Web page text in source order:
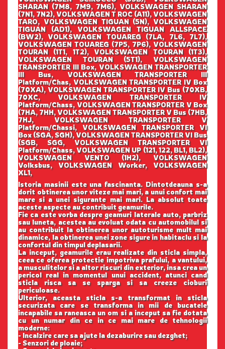
SHARAN (7M8, 7M9, 7M6), VOLKSWAGEN SHARAN
(7N1, 7N2), VOLKSWAGEN T ROC (A11), VOLKSWAGEN
TARO, VOLKSWAGEN TIGUAN (5N), VOLKSWAGEN
TIGUAN (AD1), VOLKSWAGEN TIGUAN ALLSPACE
(BW2), VOLKSWAGEN TOUAREG (7LA, 7L6, 7L7),
VOLKSWAGEN TOUAREG (7P5, 7P6), VOLKSWAGEN
TOURAN (1T1, 1T2), VOLKSWAGEN TOURAN (1T3),
VOLKSWAGEN TOURAN (5T1), VOLKSWAGEN
TRANSPORTER III Box, VOLKSWAGEN TRANSPORTER
III Bus, VOLKSWAGEN TRANSPORTER III
Platform/Chas, VOLKSWAGEN TRANSPORTER IV Box
(70XA), VOLKSWAGEN TRANSPORTER IV Bus (70XB,
70XC, VOLKSWAGEN TRANSPORTER IV
Platform/Chass, VOLKSWAGEN TRANSPORTER V Box
(7HA, 7HH, VOLKSWAGEN TRANSPORTER V Bus (7HB,
7HJ, VOLKSWAGEN TRANSPORTER V
Platform/Chassi, VOLKSWAGEN TRANSPORTER VI
Box (SGA, SGH), VOLKSWAGEN TRANSPORTER VI Bus
(SGB, SGG, VOLKSWAGEN TRANSPORTER VI
Platform/Chass, VOLKSWAGEN UP (121, 122, BL1, BL2),
VOLKSWAGEN VENTO (1H2), VOLKSWAGEN
Volksbus, VOLKSWAGEN Worker, VOLKSWAGEN
XL1,
Istoria masinii este una fascinanta. Dintotdeauna s-a
dorit obtinerea unor viteze mai mari, a unui confort mai
mare si a unei sigurante mai mari. La absolut toate
aceste aspecte au contribuit geamurile.
Fie ca este vorba despre geamuri laterale auto, parbriz
sau luneta, acestea au evoluat odata cu automobilul si
au contribuit la obtinerea unor autoturisme mult mai
dinamice, la obtinerea unei zone sigure in habitaclu si la
confortul din timpul deplasarii.
La inceput, geamurile erau realizate din sticla simpla,
ceea ce oferea protectie impotriva prafului, a vantului,
a musculitelor si a altor riscuri din exterior, insa crea un
pericol real in momentul unui accident, atunci cand
sticla risca sa se sparga si sa creeze cioburi
periculoase.
Ulterior, aceasta sticla s-a transformat in sticla
securizata care se transforma in mii de bucatele
incapabile sa raneasca un om si a inceput sa fie dotata
cu un numar din ce in ce mai mare de tehnologii
moderne:
- Incalzire care sa ajute la dezaburire sau dezghet;
- Senzori de ploaie;